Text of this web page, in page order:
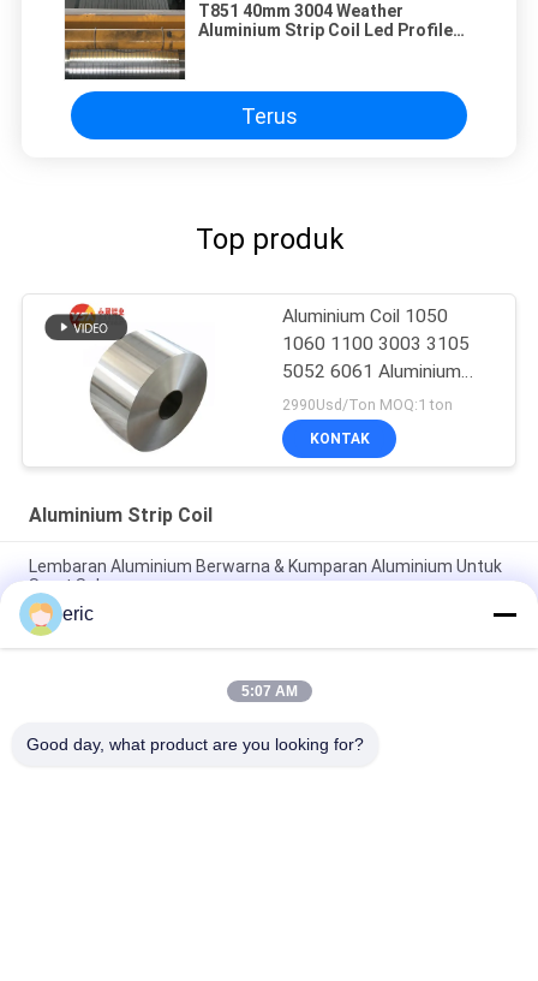
T851 40mm 3004 Weather
Aluminium Strip Coil Led Profile
Terus
Top produk
Aluminium Coil 1050
1060 1100 3003 3105
5052 6061 Aluminium
Sheet Roll
2990Usd/Ton MOQ:1 ton
KONTAK
Aluminium Strip Coil
Lembaran Aluminium Berwarna & Kumparan Aluminium Untuk
Surat Saluran
Color Channelume Aluminium Strip Mirror Aluminium Channel
Letter Coil
Channelume Aluminium Strip Color Mirror Aluminium Coil Strip
eric
5:07 AM
Good day, what product are you looking for?